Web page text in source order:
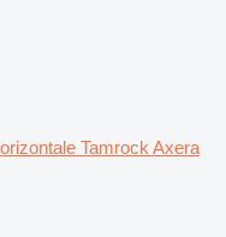
Tamrock Axera